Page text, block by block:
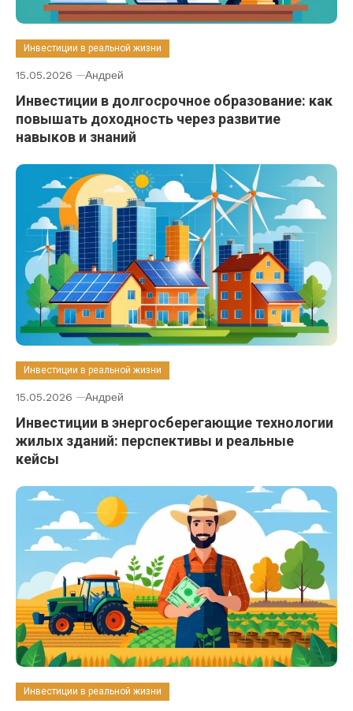
Инвестиции в реальной жизни
15.05.2026 Андрей
Инвестиции в долгосрочное образование: как
повышать доходность через развитие
навыков и знаний
Инвестиции в реальной жизни
15.05.2026 Андрей
Инвестиции в энергосберегающие технологии
жилых зданий: перспективы и реальные
кейсы
Инвестиции в реальной жизни